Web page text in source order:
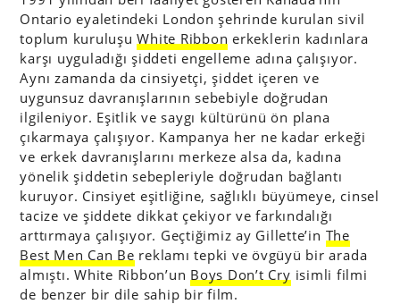
Ontario eyaletindeki London şehrinde kurulan sivil
toplum kuruluşuWhite Ribbon erkeklerin kadınlara
karşı uyguladığı şiddeti engelleme adına çalışıyor.
Aynı zamanda da cinsiyetçi, şiddet içeren ve
uygunsuz davranışlarının sebebiyle doğrudan
ilgileniyor. Eşitlik ve saygı kültürünü ön plana
çıkarmaya çalışıyor. Kampanya her ne kadar erkeği
ve erkek davranışlarını merkeze alsa da, kadına
yönelik şiddetin sebepleriyle doğrudan bağlantı
kuruyor. Cinsiyet eşitliğine, sağlıklı büyümeye, cinsel
tacize ve şiddete dikkat çekiyor ve farkındalığı
arttırmaya çalışıyor. Geçtiğimiz ay Gillette’in The
Best Men Can Be reklamı tepki ve övgüyü bir arada
almıştı. White Ribbon’un Boys Don’t Cry isimli filmi
de benzer bir dile sahip bir film.